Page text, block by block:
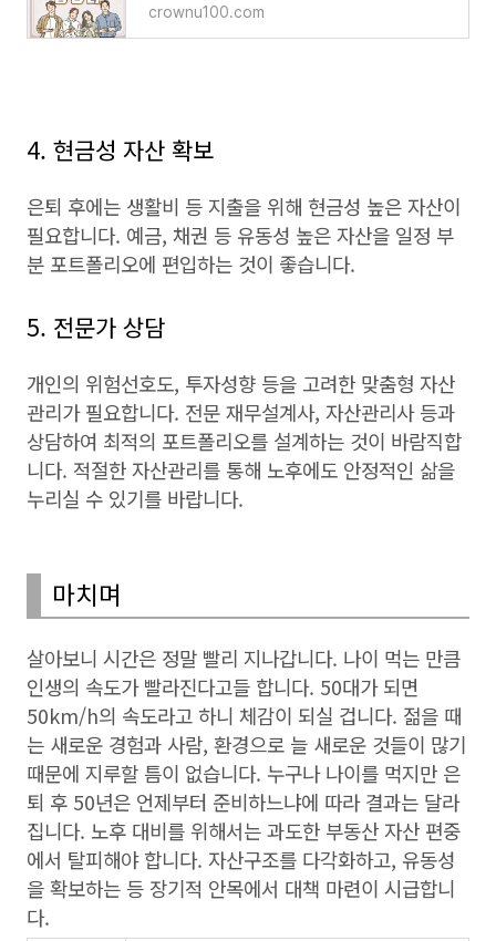
crownu100.com
4. 현금성 자산 확보
은퇴 후에는 생활비 등 지출을 위해 현금성 높은 자산이
필요합니다. 예금, 채권 등 유동성 높은 자산을 일정 부
분 포트폴리오에 편입하는 것이 좋습니다.
5. 전문가 상담
개인의 위험선호도, 투자성향 등을 고려한 맞춤형 자산
관리가 필요합니다. 전문 재무설계사, 자산관리사 등과
상담하여 최적의 포트폴리오를 설계하는 것이 바람직합
니다. 적절한 자산관리를 통해 노후에도 안정적인 삶을
누리실 수 있기를 바랍니다.
마치며
살아보니 시간은 정말 빨리 지나갑니다. 나이 먹는 만큼
인생의 속도가 빨라진다고들 합니다. 50대가 되면
50km/h의 속도라고 하니 체감이 되실 겁니다. 젊을 때
는 새로운 경험과 사람, 환경으로 늘 새로운 것들이 많기
때문에 지루할 틈이 없습니다. 누구나 나이를 먹지만 은
퇴 후 50년은 언제부터 준비하느냐에 따라 결과는 달라
집니다. 노후 대비를 위해서는 과도한 부동산 자산 편중
에서 탈피해야 합니다. 자산구조를 다각화하고, 유동성
을 확보하는 등 장기적 안목에서 대책 마련이 시급합니
다.